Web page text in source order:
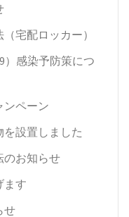
宅配ロッカー）
）感染予防策につ
ペーン
設置しました
のお知らせ
ます
せ